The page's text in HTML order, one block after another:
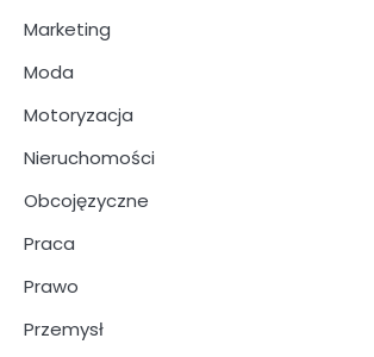
Marketing
Moda
Motoryzacja
Nieruchomości
Obcojęzyczne
Praca
Prawo
Przemysł